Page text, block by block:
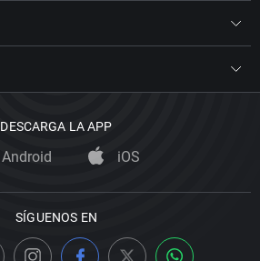
DESCARGA LA APP
Android iOS
SÍGUENOS EN